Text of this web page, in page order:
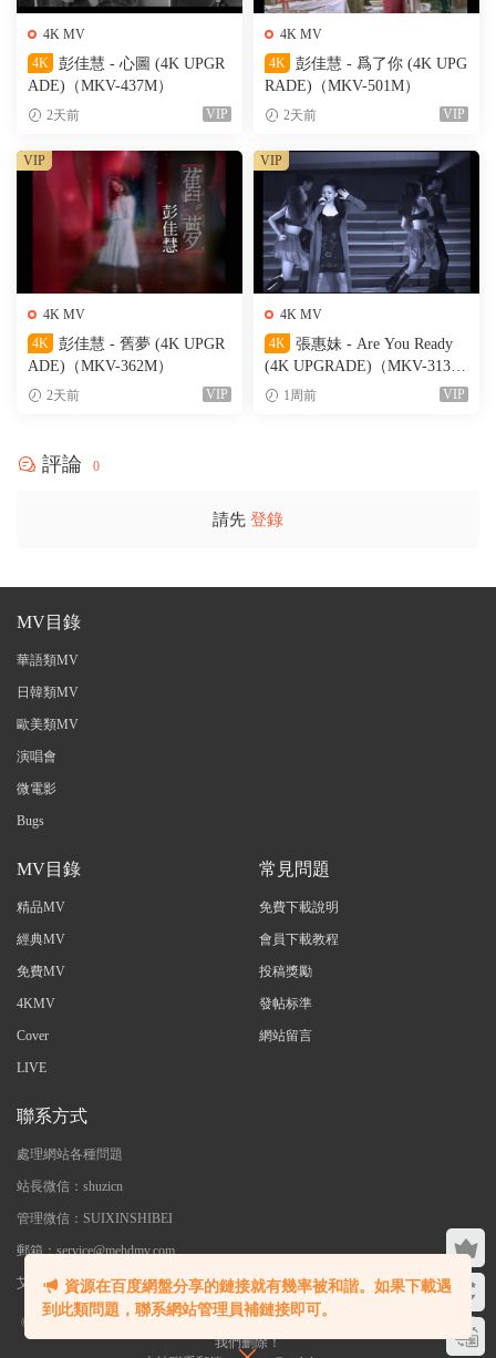
4K MV
4K
彭佳慧 - 心圖 (4K UPGR
ADE)（MKV-437M）
2天前 VIP
4K MV
4K
彭佳慧 - 爲了你 (4K UPG
RADE)（MKV-501M）
2天前 VIP
4K MV
4K
彭佳慧 - 舊夢 (4K UPGR
ADE)（MKV-362M）
2天前 VIP
VIP
4K MV
4K
張惠妹 - Are You Ready
(4K UPGRADE)（MKV-313
M）1周前 VIP
VIP
評論 0
請先 登錄
MV目錄
華語類MV
日韓類MV
歐美類MV
演唱會
微電影
Bugs
MV目錄
精品MV
經典MV
免費MV
4KMV
Cover
LIVE
常見問題
免費下載說明
會員下載教程
投稿獎勵
發帖标準
網站留言
聯系方式
處理網站各種問題
站長微信：shuzicn
管理微信：SUIXINSHIBEI
郵箱：service@mehdmv.com
艾木微 - 專注高清無水印MV分享下載
©2023 艾木微 本站内大部分資源收集于網絡，若侵犯了您的合法權益，請聯系
我們删除！
資源在百度網盤分享的鏈接就有幾率被和諧。如果下載遇
到此類問題，聯系網站管理員補鏈接即可。